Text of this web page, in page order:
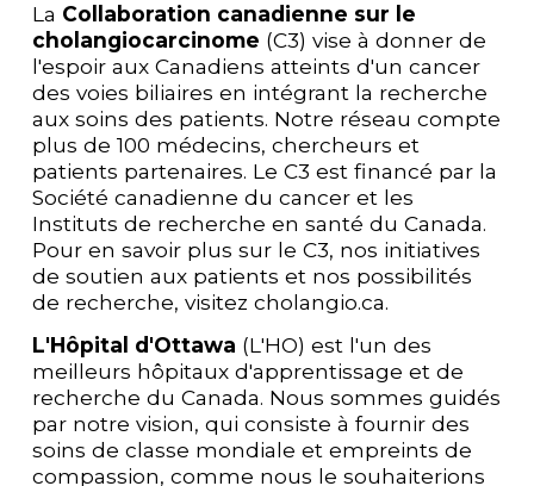
La Collaboration canadienne sur le
cholangiocarcinome (C3) vise à donner de
l'espoir aux Canadiens atteints d'un cancer
des voies biliaires en intégrant la recherche
aux soins des patients. Notre réseau compte
plus de 100 médecins, chercheurs et
patients partenaires. Le C3 est financé par la
Société canadienne du cancer et les
Instituts de recherche en santé du Canada.
Pour en savoir plus sur le C3, nos initiatives
de soutien aux patients et nos possibilités
de recherche, visitez cholangio.ca.
L'Hôpital d'Ottawa (L'HO) est l'un des
meilleurs hôpitaux d'apprentissage et de
recherche du Canada. Nous sommes guidés
par notre vision, qui consiste à fournir des
soins de classe mondiale et empreints de
compassion, comme nous le souhaiterions